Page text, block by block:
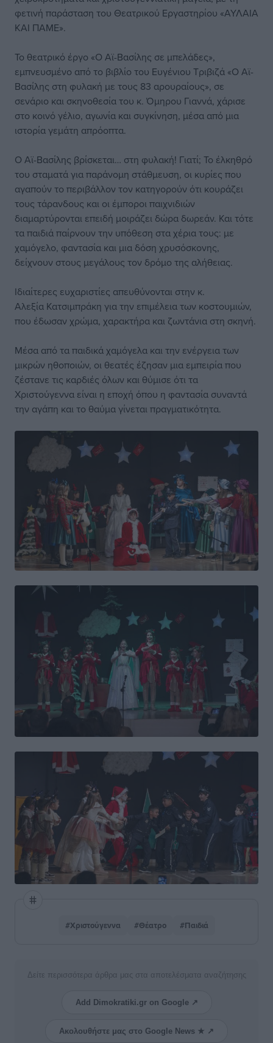
φετινή παράσταση του Θεατρικού Εργαστηρίου «ΑΥΛΑΙΑ
ΚΑΙ ΠΑΜΕ».
Το θεατρικό έργο «Ο Αϊ-Βασίλης σε μπελάδες»,
εμπνευσμένο από το βιβλίο του Ευγένιου Τριβιζά «Ο Αϊ-
Βασίλης στη φυλακή με τους 83 αρουραίους», σε
σενάριο και σκηνοθεσία του κ. Όμηρου Γιαννά, χάρισε
στο κοινό γέλιο, αγωνία και συγκίνηση, μέσα από μια
ιστορία γεμάτη απρόοπτα.
Ο Αϊ-Βασίλης βρίσκεται… στη φυλακή! Γιατί; Το έλκηθρό
του σταματά για παράνομη στάθμευση, οι κυρίες που
αγαπούν το περιβάλλον τον κατηγορούν ότι κουράζει
τους τάρανδους και οι έμποροι παιχνιδιών
διαμαρτύρονται επειδή μοιράζει δώρα δωρεάν. Και τότε
τα παιδιά παίρνουν την υπόθεση στα χέρια τους: με
χαμόγελο, φαντασία και μια δόση χρυσόσκονης,
δείχνουν στους μεγάλους τον δρόμο της αλήθειας.
Ιδιαίτερες ευχαριστίες απευθύνονται στην κ.
Αλεξία Κατσιμπράκη για την επιμέλεια των κοστουμιών,
που έδωσαν χρώμα, χαρακτήρα και ζωντάνια στη σκηνή.
Μέσα από τα παιδικά χαμόγελα και την ενέργεια των
μικρών ηθοποιών, οι θεατές έζησαν μια εμπειρία που
ζέστανε τις καρδιές όλων και θύμισε ότι τα
Χριστούγεννα είναι η εποχή όπου η φαντασία συναντά
την αγάπη και το θαύμα γίνεται πραγματικότητα.
#Χριστούγεννα #Θέατρο #Παιδιά
Δείτε περισσότερα άρθρα μας στα αποτελέσματα αναζήτησης
Add Dimokratiki.gr on Google ↗
Ακολουθήστε μας στο Google News ★ ↗